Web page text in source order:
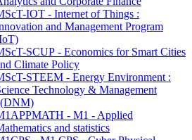
IOT - Internet of Things :
and Management Program
SCUP - Economics for Smart Cities
Climate Policy
STEEM - Energy Environment :
Technology & Management
- M1 - Applied
and statistics